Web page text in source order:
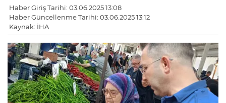
Haber Giriş Tarihi: 03.06.2025 13:08
Haber Güncellenme Tarihi: 03.06.2025 13:12
Kaynak: İHA